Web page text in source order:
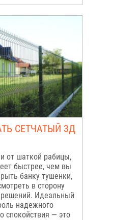
СЕТЧАТЫЙ 3Д
от шаткой рабицы,
быстрее, чем вы
банку тушенки,
в сторону
Идеальный
надежного
спокойствия — это